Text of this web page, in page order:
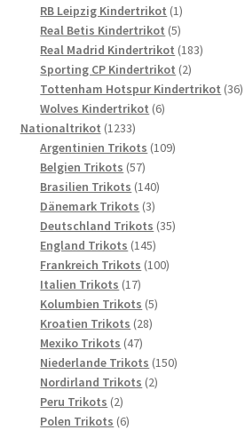
Produkte
RB Leipzig Kindertrikot 11
Produkt
Real Betis Kindertrikot 55
Produkte
Real Madrid Kindertrikot 183183
Sporting CP Kindertrikot 22
Produkte
Tottenham Hotspur Kindertrikot 3636
Wolves Kindertrikot 66
Nationaltrikot 12331233
Produkte
Argentinien Trikots 109109
Belgien Trikots 5757
Produkte
Brasilien Trikots 140140
Dänemark Trikots 33
Produkte
Deutschland Trikots 3535
England Trikots 145145
Produkte
Frankreich Trikots 100100
Italien Trikots 1717
Produkte
Kolumbien Trikots 55
Kroatien Trikots 2828
Mexiko Trikots 4747
Produkte
Niederlande Trikots 150150
Nordirland Trikots 22
Peru Trikots 22
Produkte
Polen Trikots 66